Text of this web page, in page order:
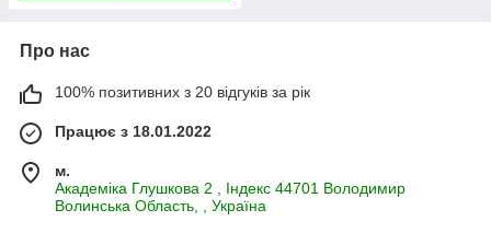
Про нас
100% позитивних з 20 відгуків за рік
Працює з 18.01.2022
м.
Академiка Глушкова 2 , Iндекс 44701 Володимир
Волинська Область, , Україна